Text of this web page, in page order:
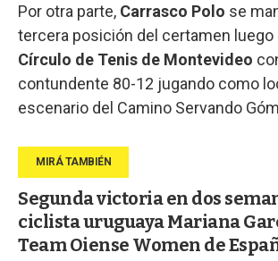
Por otra parte, Carrasco Polo se
tercera posición del certamen luego
Círculo de Tenis de Montevideo
contundente 80-12 jugando como
escenario del Camino Servando
Segunda victoria en dos
ciclista uruguaya Mariana
Team Oiense Women de